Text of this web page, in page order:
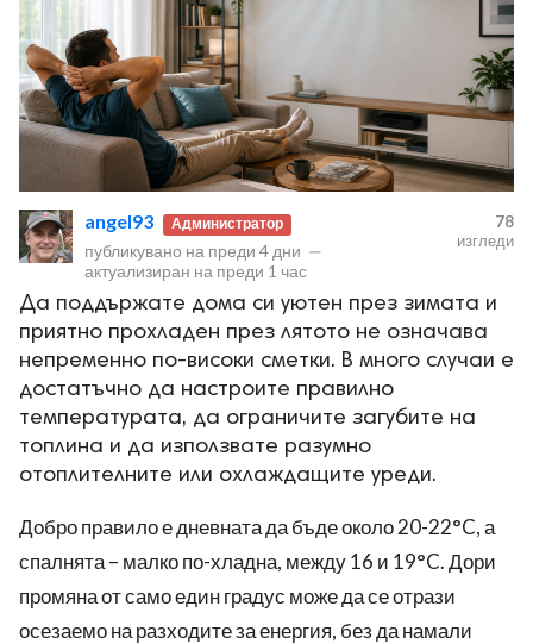
angel93 Администратор
публикувано на преди 4 дни —
актуализиран на преди 1 час
78
изгледи
Да поддържате дома си уютен през зимата и
приятно прохладен през лятото не означава
непременно по-високи сметки. В много случаи е
достатъчно да настроите правилно
температурата, да ограничите загубите на
топлина и да използвате разумно
отоплителните или охлаждащите уреди.
Добро правило е дневната да бъде около 20-22°C, а
спалнята – малко по-хладна, между 16 и 19°C. Дори
промяна от само един градус може да се отрази
осезаемо на разходите за енергия, без да намали